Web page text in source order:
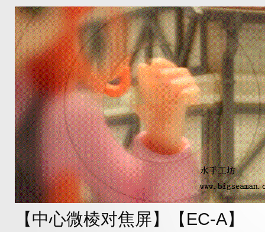
【中心微棱对焦屏】【EC-A】